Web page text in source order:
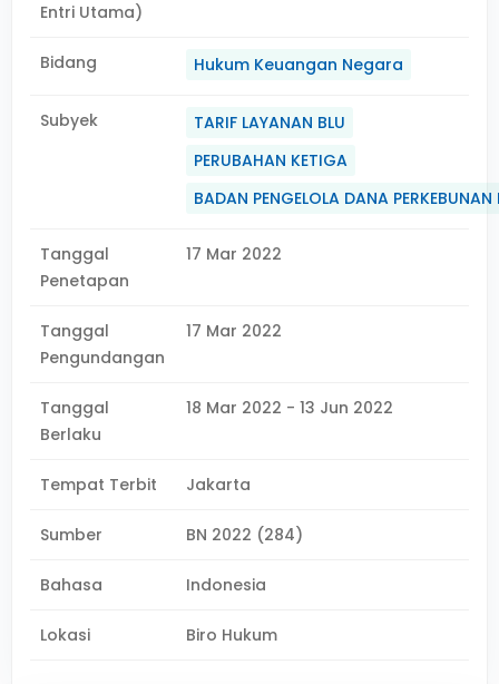
Entri Utama)
Bidang Hukum Keuangan Negara
Subyek
TARIF LAYANAN BLU
PERUBAHAN KETIGA
BADAN PENGELOLA DANA
Tanggal
Penetapan
17 Mar 2022
Tanggal
Pengundangan
17 Mar 2022
Tanggal
Berlaku
18 Mar 2022 - 13 Jun 2022
Tempat Terbit Jakarta
Sumber BN 2022 (284)
Bahasa Indonesia
Lokasi Biro Hukum